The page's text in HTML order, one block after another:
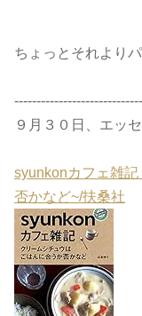
ちょっとそれよりパ
９月３０日、エッ
syunkonカフェ雑
否かなど~/扶桑社